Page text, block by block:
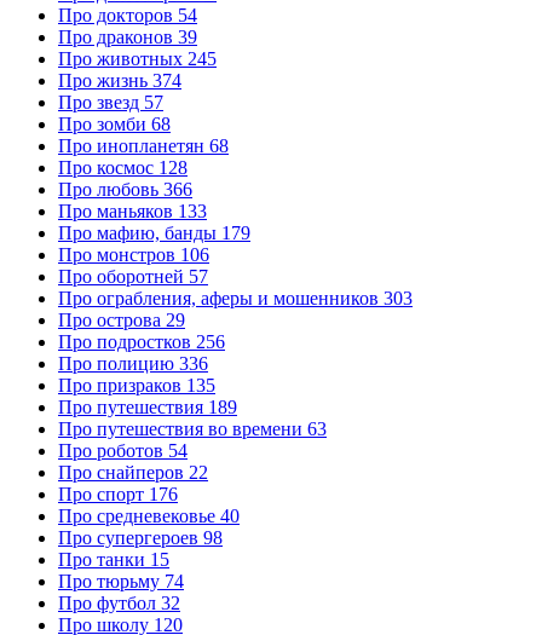
Про докторов 54
Про драконов 39
Про животных 245
Про жизнь 374
Про звезд 57
Про зомби 68
Про инопланетян 68
Про космос 128
Про любовь 366
Про маньяков 133
Про мафию, банды 179
Про монстров 106
Про оборотней 57
Про ограбления, аферы и мошенников 303
Про острова 29
Про подростков 256
Про полицию 336
Про призраков 135
Про путешествия 189
Про путешествия во времени 63
Про роботов 54
Про снайперов 22
Про спорт 176
Про средневековье 40
Про супергероев 98
Про танки 15
Про тюрьму 74
Про футбол 32
Про школу 120